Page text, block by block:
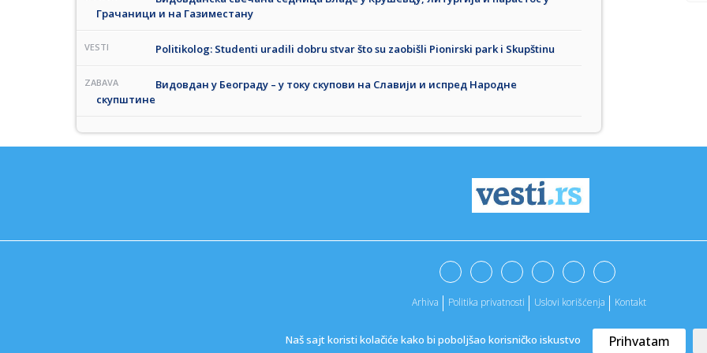
Naš sajt koristi kolačiće kako bi poboljšao korisničko iskustvo Prihvatam
Грачаници и на Газиместану
VESTI Politikolog: Studenti uradili dobru stvar što su zaobišli Pionirski park i Skupštinu
ZABAVA
Видовдан у Београду – у току скупови на Славији и испред Народне
скупштине
Arhiva Politika privatnosti Uslovi korišćenja Kontakt
@2022. -Vesti|Marketing agencija ApaOne